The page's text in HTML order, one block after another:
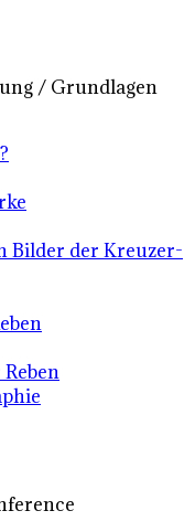
/ Grundlagen
Bilder der Kreuzer-